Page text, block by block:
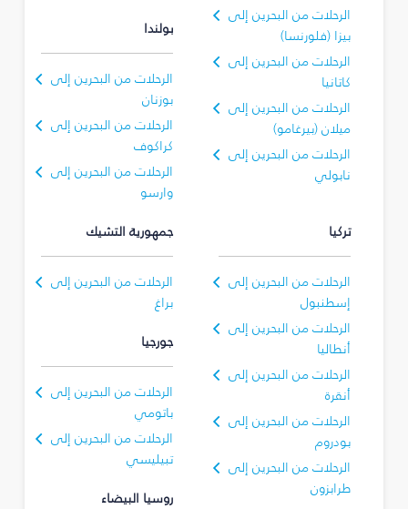
الرحلات من البحرين إلى
بيزا (فلورنسا)
الرحلات من البحرين إلى
كاتانيا
الرحلات من البحرين إلى
ميلان (بيرغامو)
الرحلات من البحرين إلى
نابولي
بولندا
الرحلات من البحرين إلى
بوزنان
الرحلات من البحرين إلى
كراكوف
الرحلات من البحرين إلى
وارسو
تركيا
الرحلات من البحرين إلى
إسطنبول
الرحلات من البحرين إلى
أنطاليا
الرحلات من البحرين إلى
أنقرة
الرحلات من البحرين إلى
بودروم
الرحلات من البحرين إلى
طرابزون
جمهورية التشيك
الرحلات من البحرين إلى
براغ
جورجيا
الرحلات من البحرين إلى
باتومي
الرحلات من البحرين إلى
تبيليسي
روسيا البيضاء